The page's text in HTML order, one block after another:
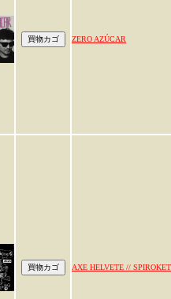
ZERO AZÚCAR
AXE HELVETE //